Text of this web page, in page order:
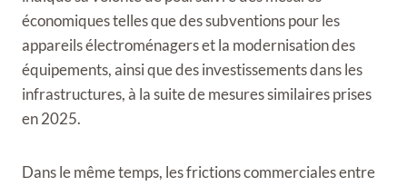
économiques telles que des subventions pour les
appareils électroménagers et la modernisation des
équipements, ainsi que des investissements dans les
infrastructures, à la suite de mesures similaires prises
en 2025.
Dans le même temps, les frictions commerciales entre